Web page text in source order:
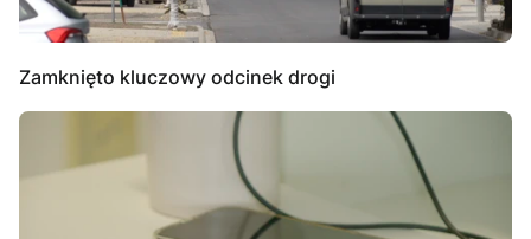
Zamknięto kluczowy odcinek drogi